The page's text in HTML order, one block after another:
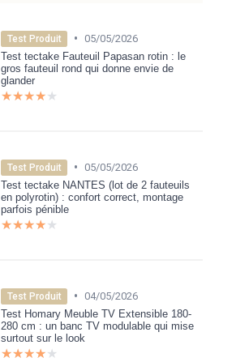
Test Produit • 05/05/2026
Test tectake Fauteuil Papasan rotin : le
gros fauteuil rond qui donne envie de
glander
★★★★★
★★★★★
Test Produit • 05/05/2026
Test tectake NANTES (lot de 2 fauteuils
en polyrotin) : confort correct, montage
parfois pénible
★★★★★
★★★★★
Test Produit • 04/05/2026
Test Homary Meuble TV Extensible 180-
280 cm : un banc TV modulable qui mise
surtout sur le look
★★★★★
★★★★★